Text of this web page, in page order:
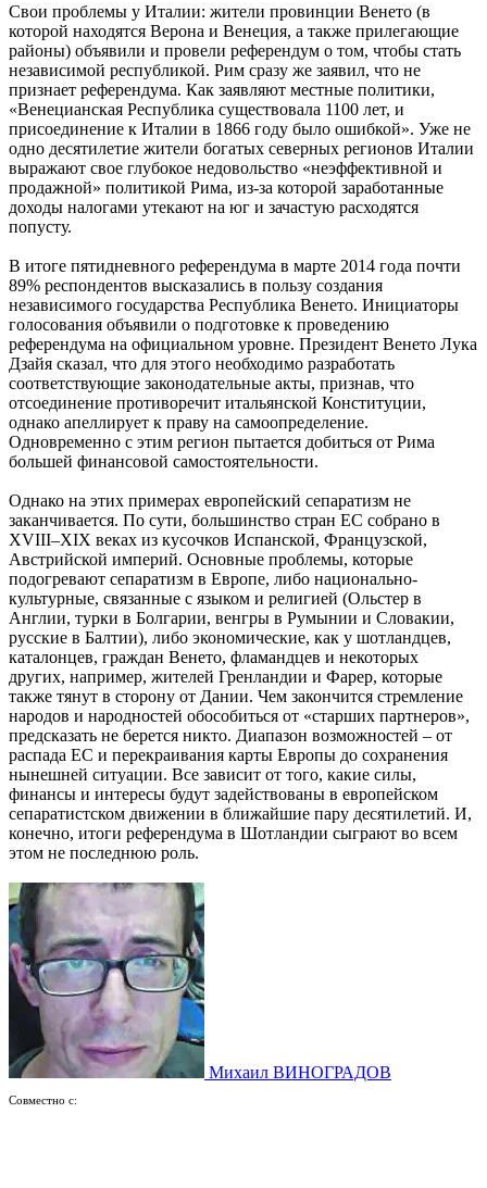
Свои проблемы у Италии: жители провинции Венето (в
которой находятся Верона и Венеция, а также прилегающие
районы) объявили и провели референдум о том, чтобы стать
независимой республикой. Рим сразу же заявил, что не
признает референдума. Как заявляют местные политики,
«Венецианская Республика существовала 1100 лет, и
присоединение к Италии в 1866 году было ошибкой». Уже не
одно десятилетие жители богатых северных регионов Италии
выражают свое глубокое недовольство «неэффективной и
продажной» политикой Рима, из-за которой заработанные
доходы налогами утекают на юг и зачастую расходятся
попусту.
В итоге пятидневного референдума в марте 2014 года почти
89% респондентов высказались в пользу создания
независимого государства Республика Венето. Инициаторы
голосования объявили о подготовке к проведению
референдума на официальном уровне. Президент Венето Лука
Дзайя сказал, что для этого необходимо разработать
соответствующие законодательные акты, признав, что
отсоединение противоречит итальянской Конституции,
однако апеллирует к праву на самоопределение.
Одновременно с этим регион пытается добиться от Рима
большей финансовой самостоятельности.
Однако на этих примерах европейский сепаратизм не
заканчивается. По сути, большинство стран ЕС собрано в
XVIII–XIX веках из кусочков Испанской, Французской,
Австрийской империй. Основные проблемы, которые
подогревают сепаратизм в Европе, либо национально-
культурные, связанные с языком и религией (Ольстер в
Англии, турки в Болгарии, венгры в Румынии и Словакии,
русские в Балтии), либо экономические, как у шотландцев,
каталонцев, граждан Венето, фламандцев и некоторых
других, например, жителей Гренландии и Фарер, которые
также тянут в сторону от Дании. Чем закончится стремление
народов и народностей обособиться от «старших партнеров»,
предсказать не берется никто. Диапазон возможностей – от
распада ЕС и перекраивания карты Европы до сохранения
нынешней ситуации. Все зависит от того, какие силы,
финансы и интересы будут задействованы в европейском
сепаратистском движении в ближайшие пару десятилетий. И,
конечно, итоги референдума в Шотландии сыграют во всем
этом не последнюю роль.
Михаил ВИНОГРАДОВ
Совместно с: